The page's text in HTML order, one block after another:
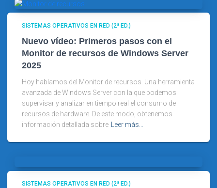
SISTEMAS OPERATIVOS EN RED (2ª ED.)
Nuevo vídeo: Primeros pasos con el
Monitor de recursos de Windows Server
2025
Hoy hablamos del Monitor de recursos. Una herramienta
avanzada de Windows Server con la que podemos
supervisar y analizar en tiempo real el consumo de
recursos de hardware. De este modo, obtenemos
información detallada sobre
Leer más…
SISTEMAS OPERATIVOS EN RED (2ª ED.)